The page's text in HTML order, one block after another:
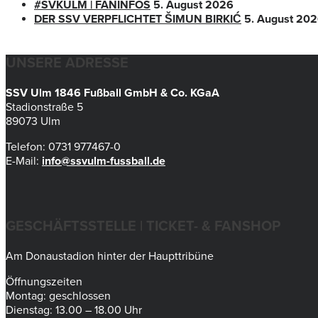
#SVKULM | FANINFOS 5. August 2026
DER SSV VERPFLICHTET ŠIMUN BIRKIĆ 5. August
UNSERE ADRESSE
SSV Ulm 1846 Fußball GmbH & Co. KGaA
Stadionstraße 5
89073 Ulm
Telefon: 0731 977467-0
E-Mail: info@ssvulm-fussball.de
GESCHÄFTSSTELLE | TICKET- & FANSHOP
Am Donaustadion hinter der Haupttribüne
Öffnungszeiten
Montag: geschlossen
Dienstag: 13.00 – 18.00 Uhr